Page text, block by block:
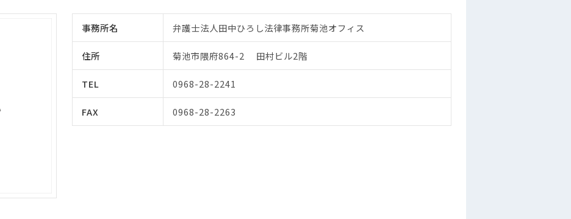
事務所名 弁護士法人田中ひろし法律事務所菊池オフィス
住所 菊池市隈府864-2 田村ビル2階
TEL 0968-28-2241
FAX 0968-28-2263